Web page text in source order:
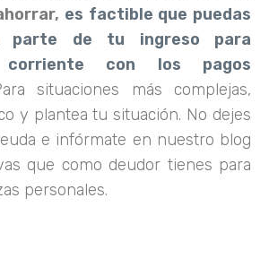
es factible que puedas
parte de tu ingreso para
con los pagos
situaciones más complejas,
y plantea tu situación. No dejes
e infórmate en nuestro blog
que como deudor tienes para
personales.